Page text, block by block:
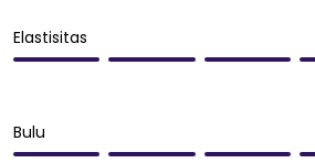
Elastisitas
Bulu